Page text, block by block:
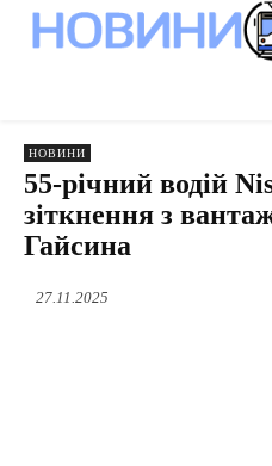
НОВИНИ
55-річний водій
зіткнення з
Гайсина
27.11.2025